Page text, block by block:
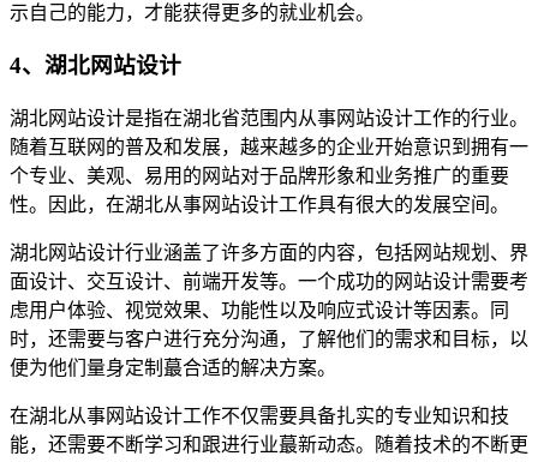
示自己的能力，才能获得更多的就业机会。
4、湖北网站设计
湖北网站设计是指在湖北省范围内从事网站设计工作的行业。
随着互联网的普及和发展，越来越多的企业开始意识到拥有一
个专业、美观、易用的网站对于品牌形象和业务推广的重要
性。因此，在湖北从事网站设计工作具有很大的发展空间。
湖北网站设计行业涵盖了许多方面的内容，包括网站规划、界
面设计、交互设计、前端开发等。一个成功的网站设计需要考
虑用户体验、视觉效果、功能性以及响应式设计等因素。同
时，还需要与客户进行充分沟通，了解他们的需求和目标，以
便为他们量身定制蕞合适的解决方案。
在湖北从事网站设计工作不仅需要具备扎实的专业知识和技
能，还需要不断学习和跟进行业蕞新动态。随着技术的不断更